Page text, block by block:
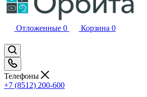
Отложенные 0 Корзина 0
Телефоны
+7 (8512) 200-600